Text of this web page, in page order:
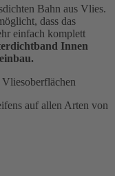
Bahn aus Vlies.
dass das
einfach komplett
Innen
auf allen Arten von